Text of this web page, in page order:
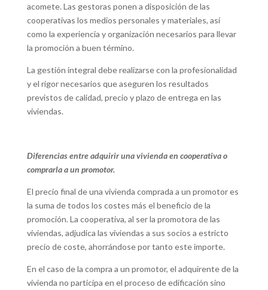
acomete. Las gestoras ponen a disposición de las
cooperativas los medios personales y materiales, así
como la experiencia y organización necesarios para llevar
la promoción a buen término.
La gestión integral debe realizarse con la profesionalidad
y el rigor necesarios que aseguren los resultados
previstos de calidad, precio y plazo de entrega en las
viviendas.
Diferencias entre adquirir una vivienda en cooperativa o
comprarla a un promotor.
El precio final de una vivienda comprada a un promotor es
la suma de todos los costes más el beneficio de la
promoción. La cooperativa, al ser la promotora de las
viviendas, adjudica las viviendas a sus socios a estricto
precio de coste, ahorrándose por tanto este importe.
En el caso de la compra a un promotor, el adquirente de la
vivienda no participa en el proceso de edificación sino